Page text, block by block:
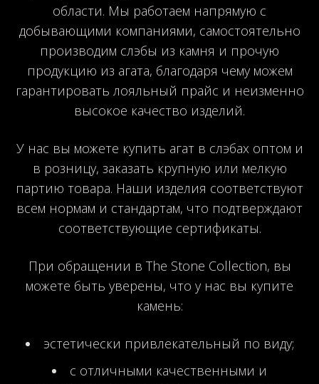
области. Мы работаем напрямую с
добывающими компаниями, самостоятельно
производим слэбы из камня и прочую
продукцию из агата, благодаря чему можем
гарантировать лояльный прайс и неизменно
высокое качество изделий.
У нас вы можете купить агат в слэбах оптом и
в розницу, заказать крупную или мелкую
партию товара. Наши изделия соответствуют
всем нормам и стандартам, что подтверждают
соответствующие сертификаты.
При обращении в The Stone Collection, вы
можете быть уверены, что у нас вы купите
камень:
эстетически привлекательный по виду;
с отличными качественными и